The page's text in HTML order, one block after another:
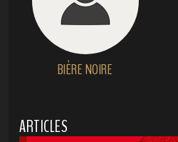
BIÈRE NOIRE
ARTICLES